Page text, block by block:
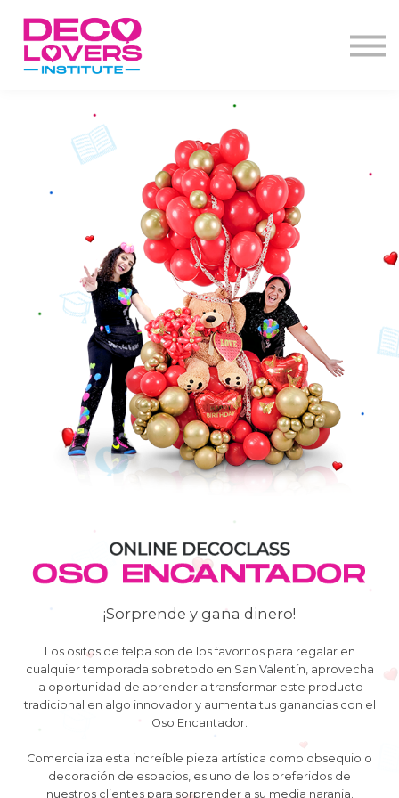
Diplomado
Actos de grado
Contacto
Iniciar Sesión
¡Sorprende y gana dinero!
Los ositos de felpa son de los favoritos para regalar en
cualquier temporada sobretodo en San Valentín, aprovecha
la oportunidad de aprender a transformar este producto
tradicional en algo innovador y aumenta tus ganancias con el
Oso Encantador.
Comercializa esta increíble pieza artística como obsequio o
decoración de espacios, es uno de los preferidos de
nuestros clientes para sorprender a su media naranja.